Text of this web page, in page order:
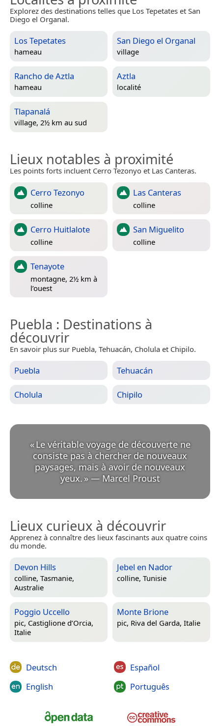
Explorez des destinations telles que Los Tepetates et San
Diego el Organal.
Los Tepetates
hameau
San Diego el Organal
village
Rancho de Aztla
hameau
Aztla
localité
Tlapanalá
village, 2½ km au sud
Lieux notables à proximité
Les points forts incluent Cerro Tezonyo et Las Canteras.
Cerro Tezonyo
colline
Las Canteras
colline
Cerro Huitlalote
colline
San Miguelito
colline
Tenayote
montagne, 2½ km à
l’ouest
Puebla : Destinations à
découvrir
En savoir plus sur Puebla, Tehuacán, Cholula et Chipilo.
Puebla Tehuacán
Cholula Chipilo
«Le véritable voyage de découverte ne
consiste pas à chercher de nouveaux
paysages, mais à avoir de nouveaux
yeux. » — Marcel Proust
Lieux curieux à découvrir
Apprenez à connaître des lieux fascinants aux quatre coins
du monde.
Devon Hills
colline, Tasmanie,
Australie
Jebel en Nador
colline, Tunisie
Poggio Uccello
pic, Castiglione d’Orcia,
Italie
Monte Brione
pic, Riva del Garda, Italie
Deutsch
English
Español
Português